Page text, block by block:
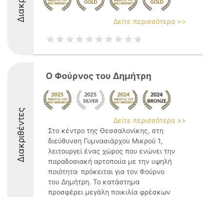
Δείτε περισσότερα >>
Διακριθέντες
Ο Φούρνος του Δημήτρη
Δείτε περισσότερα >>
Στο κέντρο της Θεσσαλονίκης, στη
διεύθυνση Γυμνασιάρχου Μικρού 1,
λειτουργεί ένας χώρος που ενώνει την
παραδοσιακή αρτοποιία με την υψηλή
ποιότητα· πρόκειται για τον Φούρνο
του Δημήτρη. Το κατάστημα
προσφέρει μεγάλη ποικιλία φρέσκων